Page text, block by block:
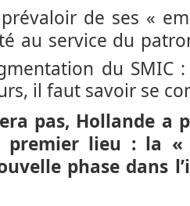
de ses «
au service du
du
il faut savoir se
pas, Hollande a
premier lieu : la «
phase dans